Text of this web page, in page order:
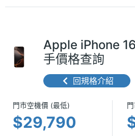
Apple iPhone
手價格查詢
回規格介紹
門市空機價 (最
門市空機價 (最低)
$29,790